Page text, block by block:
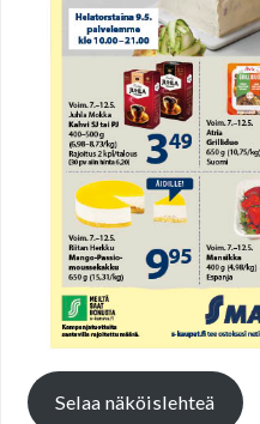
Selaa näköislehteä